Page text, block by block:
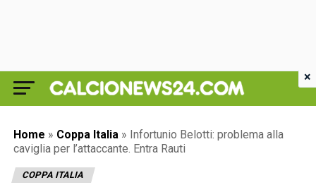
Home » Coppa Italia » Infortunio Belotti: problema alla
caviglia per l’attaccante. Entra Rauti
COPPA ITALIA
×